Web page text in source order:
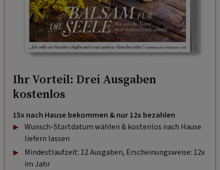
Ihr Vorteil: Drei Ausgaben
kostenlos
15x nach Hause bekommen & nur 12x bezahlen
Wunsch-Startdatum wählen & kostenlos nach Hause
liefern lassen
Mindestlaufzeit: 12 Ausgaben, Erscheinungsweise: 12x
im Jahr